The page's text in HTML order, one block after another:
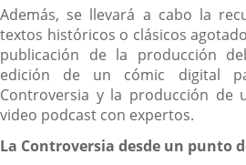
Además, se llevará a cabo la
textos históricos o clásicos
publicación de la producción
edición de un cómic digital
Controversia y la producción de
video podcast con expertos.
La Controversia desde un punto